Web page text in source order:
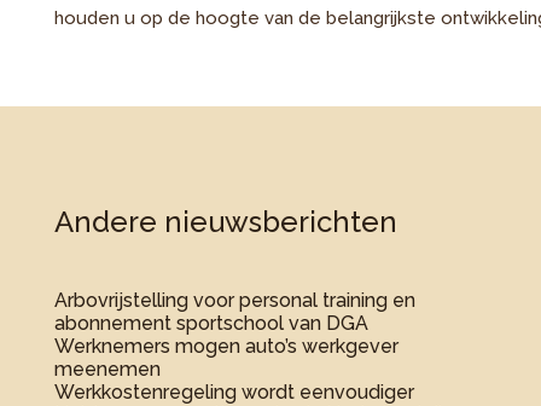
houden u op de hoogte van de belangrijkste
Andere nieuwsberichten
Arbovrijstelling voor personal training en
abonnement sportschool van DGA
Werknemers mogen auto’s werkgever
meenemen
Werkkostenregeling wordt eenvoudiger